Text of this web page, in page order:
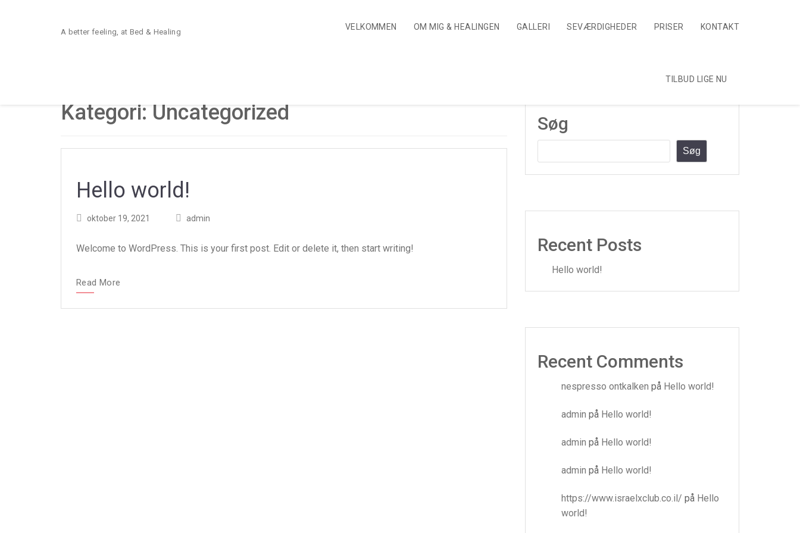
A better feeling, at Bed & Healing
VELKOMMEN OM MIG & HEALINGEN GALLERI SEVÆRDIGHEDER PRISER KONTAKT
TILBUD LIGE NU
Kategori: Uncategorized
Hello world!
Posted
oktober 19, 2021
Posted
admin
Welcome to WordPress. This is your first post. Edit or delete it, then start writing!
Read More
Søg
Søg
Recent Posts
Hello world!
Recent Comments
nespresso ontkalken på Hello world!
admin på Hello world!
admin på Hello world!
admin på Hello world!
https://www.israelxclub.co.il/ på Hello
world!